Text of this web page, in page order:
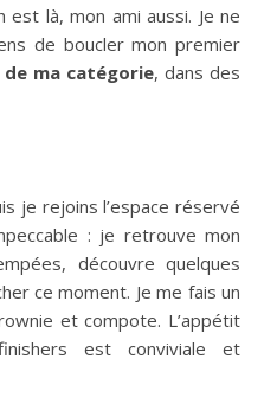
est là, mon ami aussi. Je ne
de boucler mon premier
de ma catégorie, dans des
je rejoins l’espace réservé
: je retrouve mon
découvre quelques
ce moment. Je me fais un
et compote. L’appétit
est conviviale et